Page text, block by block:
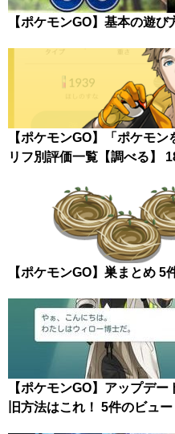
【ポケモンGO】基本の遊び
【ポケモンGO】「ポケモ
リフ別評価一覧【調べる】
【ポケモンGO】巣まとめ 5
【ポケモンGO】アップデ
旧方法はこれ！ 5件のビュー